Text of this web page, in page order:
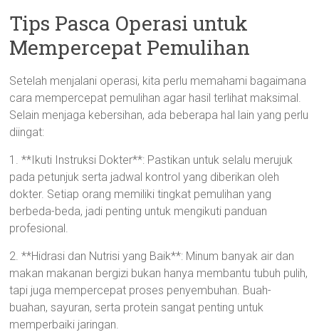
Tips Pasca Operasi untuk
Mempercepat Pemulihan
Setelah menjalani operasi, kita perlu memahami bagaimana
cara mempercepat pemulihan agar hasil terlihat maksimal.
Selain menjaga kebersihan, ada beberapa hal lain yang perlu
diingat:
1. **Ikuti Instruksi Dokter**: Pastikan untuk selalu merujuk
pada petunjuk serta jadwal kontrol yang diberikan oleh
dokter. Setiap orang memiliki tingkat pemulihan yang
berbeda-beda, jadi penting untuk mengikuti panduan
profesional.
2. **Hidrasi dan Nutrisi yang Baik**: Minum banyak air dan
makan makanan bergizi bukan hanya membantu tubuh pulih,
tapi juga mempercepat proses penyembuhan. Buah-
buahan, sayuran, serta protein sangat penting untuk
memperbaiki jaringan.